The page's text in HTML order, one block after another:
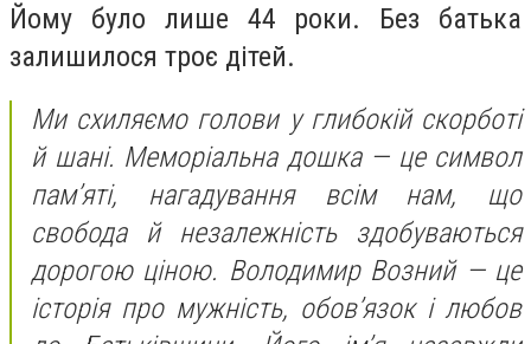
Йому було лише 44 роки. Без батька
залишилося троє дітей.
Ми схиляємо голови у глибокій скорботі
й шані. Меморіальна дошка — це символ
пам’яті, нагадування всім нам, що
свобода й незалежність здобуваються
дорогою ціною. Володимир Возний — це
історія про мужність, обов’язок і любов